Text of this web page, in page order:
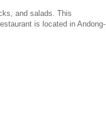
and salads. This
is located in Andong-